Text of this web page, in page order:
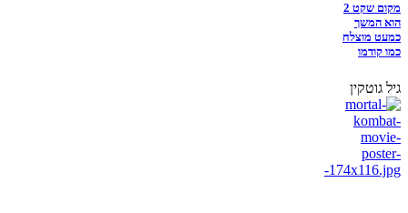
מקום שקט 2
הוא המשך
כמעט מוצלח
כמו קודמו
גיל גוטקין